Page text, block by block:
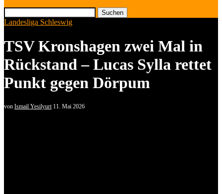
Suchen
Landesliga Schleswig
TSV Kronshagen zwei Mal in
Rückstand – Lucas Sylla rettet
Punkt gegen Dörpum
von Ismail Yesilyurt 11. Mai 2026